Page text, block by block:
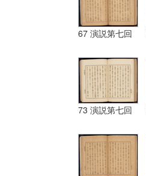
67 演説第七回
73 演説第七回